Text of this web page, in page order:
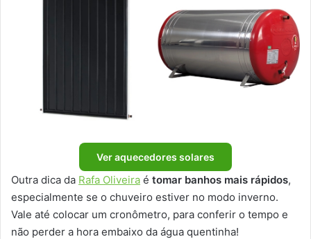
Ver aquecedores solares
Outra dica da Rafa Oliveira é tomar banhos mais rápidos,
especialmente se o chuveiro estiver no modo inverno.
Vale até colocar um cronômetro, para conferir o tempo e
não perder a hora embaixo da água quentinha!